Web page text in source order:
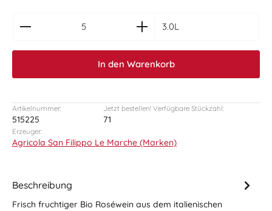
3.0L
In den Warenkorb
Artikelnummer:
515225
Jetzt bestellen! Verfügbare Stückzahl:
71
Erzeuger:
Agricola San Filippo Le Marche (Marken)
Beschreibung
Frisch fruchtiger Bio Roséwein aus dem italienischen